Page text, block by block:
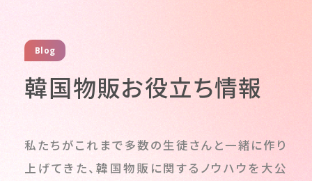
Blog
韓国物販お役立ち情報
私たちがこれまで多数の生徒さんと一緒に作り
上げてきた、韓国物販に関するノウハウを大公